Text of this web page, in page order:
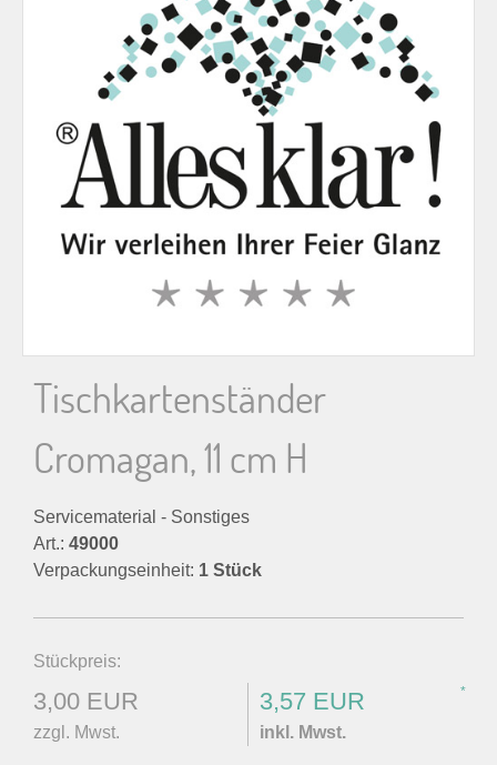
a
h
Tischkartenständer
Cromagan, 11 cm H
Servicematerial - Sonstiges
Art.: 49000
Verpackungseinheit: 1 Stück
Stückpreis:
3,00 EUR
zzgl. Mwst.
3,57 EUR *
inkl. Mwst.